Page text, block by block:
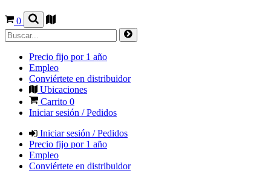
0
Precio fijo por 1 año
Empleo
Conviértete en distribuidor
Ubicaciones
Carrito 0
Iniciar sesión / Pedidos
Iniciar sesión / Pedidos
Precio fijo por 1 año
Empleo
Conviértete en distribuidor